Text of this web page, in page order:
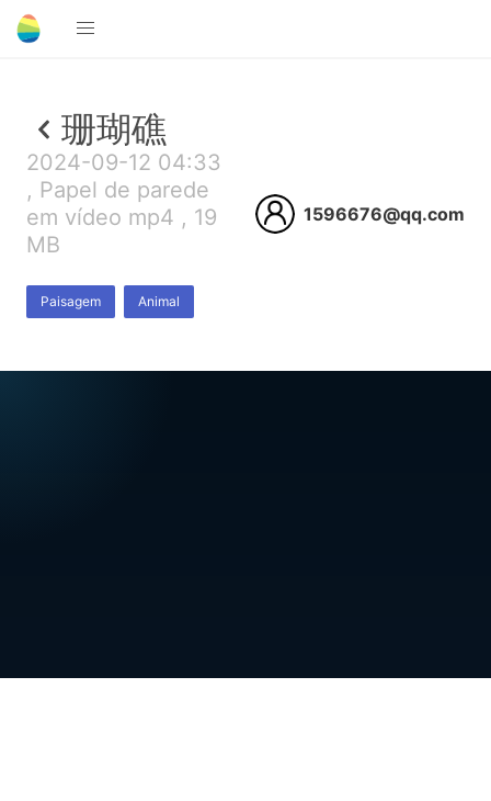
珊瑚礁
2024-09-12 04:33
, Papel de parede
em vídeo mp4 , 19
MB
Paisagem Animal
1596676@qq.com